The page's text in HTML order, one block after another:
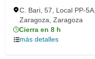
C. Bari, 57, Local PP-
Zaragoza, Zaragoza
Cierra en 8 h
más detalles